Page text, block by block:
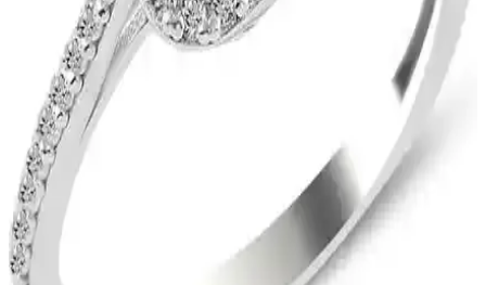
Monalisa'nın siyah ve kahverengi tonlarındaki 6'lı seti, şıklık ve
fonksiyonelliği bir araya getirerek günlük ve özel günlerinizde
kullanabileceğiniz ideal saç aksesuarları sunar.
Kadınlar İçin Zarif Top Zincir Kolye: Şık ve
Dayanıklı Takı Seçenekleri
Bers Aksesuar'ın 2'li zarif top zincir kolyesi, şıklık ve dayanıklılığı
bir arada sunar. Günlük ve özel günlerde kullanıma uygun, sağlıklı
ve bakımı kolay tasarımıyla tarzınıza değer katar.
Avon Little Black Dress Kadın Parfüm Seti Kalıcı ve
Zarif Aromayla Günlük Bakım İçin Uygun